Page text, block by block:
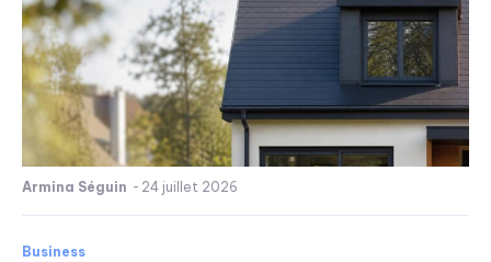
Armina Séguin - 24 juillet 2026
Business